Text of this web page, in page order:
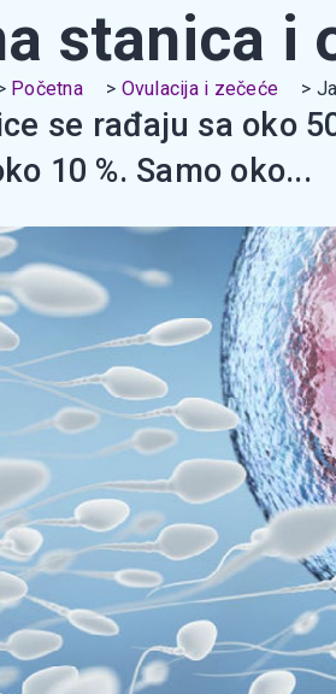
stanica i
Početna Ovulacija i zečeće
se rađaju sa oko
10 %. Samo oko...